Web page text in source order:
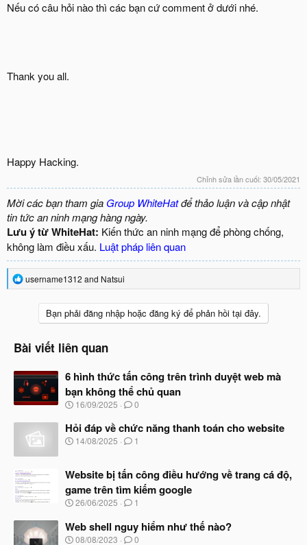
Nếu có câu hỏi nào thì các bạn cứ comment ở dưới nhé.
Thank you all.
Happy Hacking.
Chỉnh sửa lần cuối: 30/05/2021
Mời các bạn tham gia Group WhiteHatđể thảo luận và cập nhật
tin tức an ninh mạng hàng ngày.
Lưu ý từ WhiteHat: Kiến thức an ninh mạng để phòng chống,
không làm điều xấu. Luật pháp liên quan
R
e
o
n
:
username1312 and Natsui
Bạn phải đăng nhập hoặc đăng ký để phản hồi tại đây.
Bài viết liên quan
6 hình thức tấn công trên trình duyệt web mà
bạn không thể chủ quan
N
à
y
b
đ
ầ
u
16/09/2025 0
Hỏi đáp về chức năng thanh toán cho website
N
y
ắ
t
ầ
u
14/08/2025 1
Website bị tấn công điều hướng về trang cá độ,
game trên tìm kiếm google
N
à
y
26/06/2025 1
Web shell nguy hiểm như thế nào?
N
08/08/2023 0